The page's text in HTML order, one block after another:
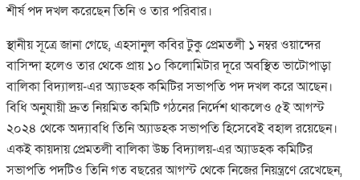
শীর্ষ পদ দখল করেছেন তিনি ও তার পরিবার।
​স্থানীয় সূত্রে জানা গেছে, এহসানুল কবির টুকু প্রেমতলী ১ নম্বর ওয়ান্দের
বাসিন্দা হলেও তার থেকে প্রায় ১০ কিলোমিটার দূরে অবস্থিত ভাটোপাড়া
বালিকা বিদ্যালয়-এর অ্যাডহক কমিটির সভাপতি পদ দখল করে আছেন।
বিধি অনুযায়ী দ্রুত নিয়মিত কমিটি গঠনের নির্দেশ থাকলেও ৫ই আগস্ট
২০২৪ থেকে অদ্যাবধি তিনি অ্যাডহক সভাপতি হিসেবেই বহাল রয়েছেন।
একই কায়দায় প্রেমতলী বালিকা উচ্চ বিদ্যালয়-এর অ্যাডহক কমিটির
সভাপতি পদটিও তিনি গত বছরের আগস্ট থেকে নিজের নিয়ন্ত্রণে রেখেছেন,